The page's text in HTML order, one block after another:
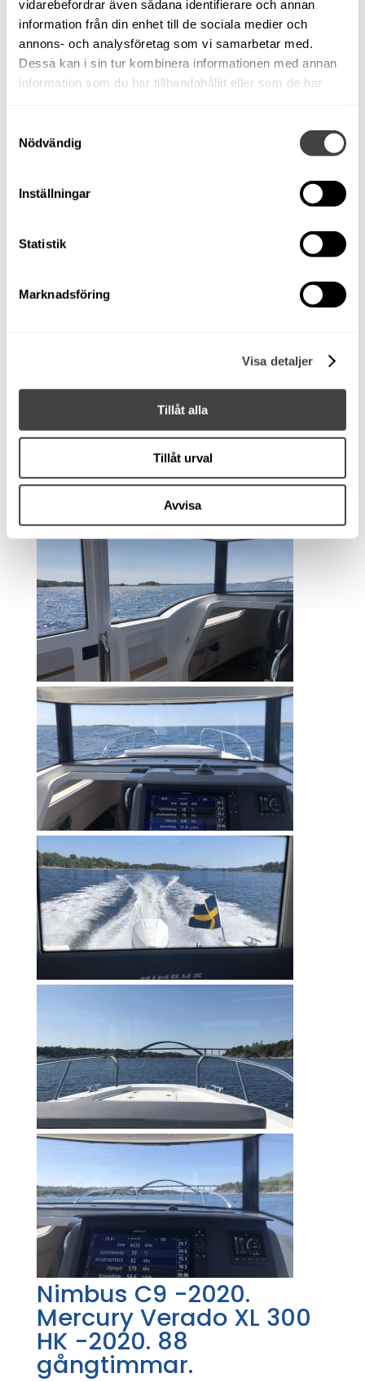
vidarebefordrar även sådana identifierare och annan
information från din enhet till de sociala medier och
annons- och analysföretag som vi samarbetar med.
Dessa kan i sin tur kombinera informationen med annan
information som du har tillhandahållit eller som de har
Nödvändig
Inställningar
Statistik
Marknadsföring
Visa detaljer
Tillåt alla
Tillåt urval
Avvisa
Nimbus C9 -2020.
Mercury Verado XL 300
HK -2020. 88
gångtimmar.